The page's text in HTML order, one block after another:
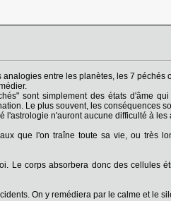
entre les planètes, les 7 péchés
sont simplement des états d'âme
Le plus souvent, les conséquences
n'auront aucune difficulté à les
que l'on traîne toute sa vie, ou très
Le corps absorbera donc des cellules
On y remédiera par le calme et le